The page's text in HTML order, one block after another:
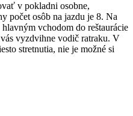
v pokladni osobne,
počet osôb na jazdu je 8. Na
vchodom do reštaurácie
vyzdvihne vodič ratraku. V
stretnutia, nie je možné si